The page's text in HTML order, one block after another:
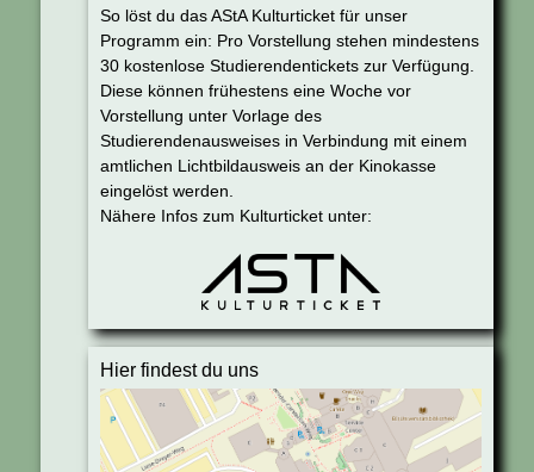
So löst du das AStA Kulturticket für unser
Programm ein: Pro Vorstellung stehen mindestens
30 kostenlose Studierendentickets zur Verfügung.
Diese können frühestens eine Woche vor
Vorstellung unter Vorlage des
Studierendenausweises in Verbindung mit einem
amtlichen Lichtbildausweis an der Kinokasse
eingelöst werden.
Nähere Infos zum Kulturticket unter:
Hier findest du uns